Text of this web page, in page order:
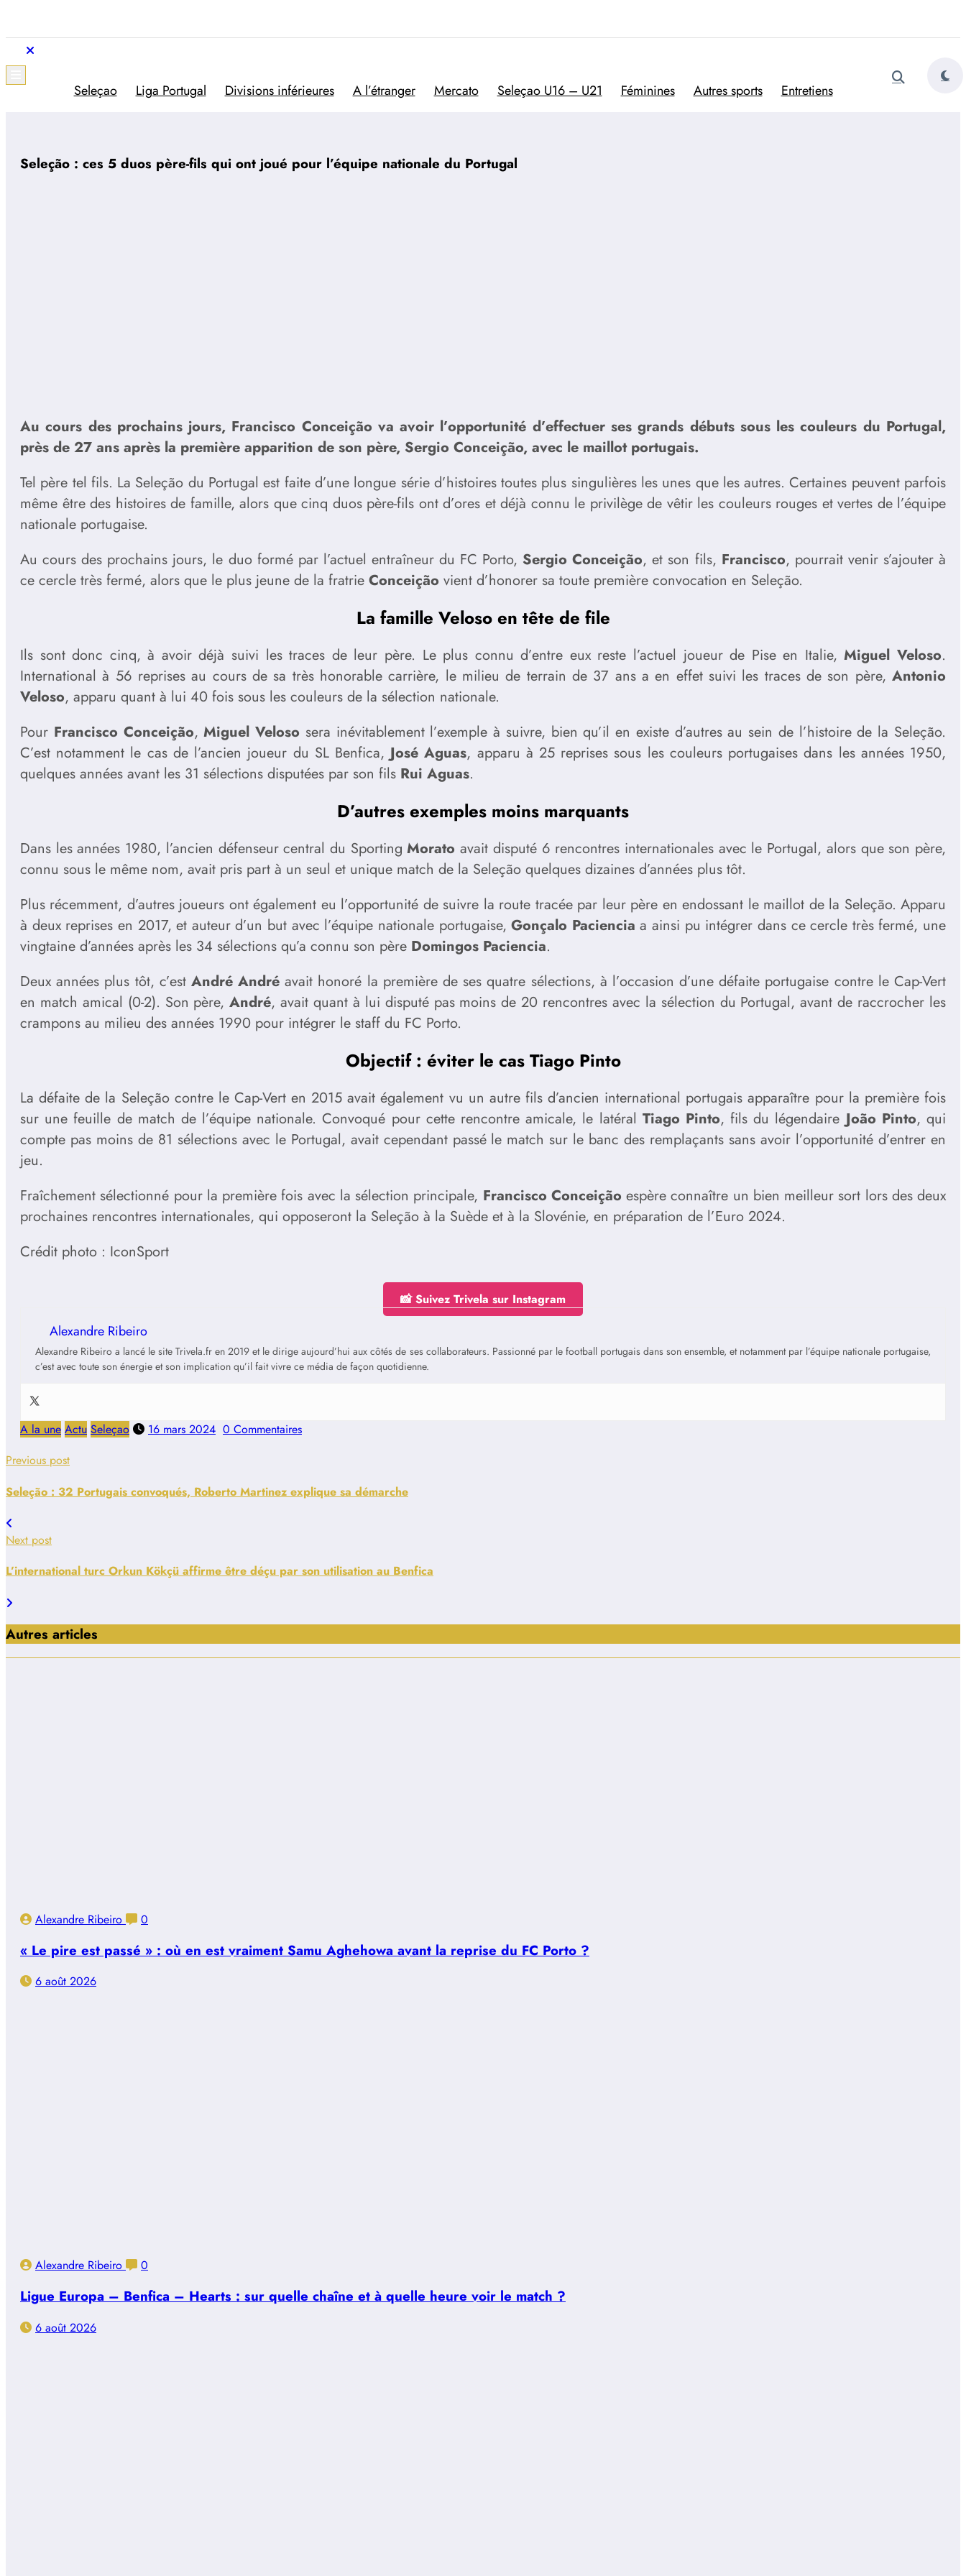
contenu
Trivela
L'actualité du football portugais
Seleçao Liga Portugal Divisions inférieures A l’étranger Mercato Seleçao U16 – U21 Féminines Autres sports Entretiens
Seleção : ces 5 duos père-fils qui ont joué pour l’équipe nationale du Portugal
Au cours des prochains jours, Francisco Conceição va avoir l’opportunité d’effectuer ses grands débuts sous les couleurs du Portugal,
près de 27 ans après la première apparition de son père, Sergio Conceição, avec le maillot portugais.
Tel père tel fils. La Seleção du Portugal est faite d’une longue série d’histoires toutes plus singulières les unes que les autres. Certaines peuvent parfois
même être des histoires de famille, alors que cinq duos père-fils ont d’ores et déjà connu le privilège de vêtir les couleurs rouges et vertes de l’équipe
nationale portugaise.
Au cours des prochains jours, le duo formé par l’actuel entraîneur du FC Porto, Sergio Conceição, et son fils, Francisco, pourrait venir s’ajouter à
ce cercle très fermé, alors que le plus jeune de la fratrie Conceição vient d’honorer sa toute première convocation en Seleção.
La famille Veloso en tête de file
Ils sont donc cinq, à avoir déjà suivi les traces de leur père. Le plus connu d’entre eux reste l’actuel joueur de Pise en Italie,Miguel Veloso.
International à 56 reprises au cours de sa très honorable carrière, le milieu de terrain de 37 ans a en effet suivi les traces de son père, Antonio
Veloso, apparu quant à lui 40 fois sous les couleurs de la sélection nationale.
Pour Francisco Conceição,Miguel Veloso sera inévitablement l’exemple à suivre, bien qu’il en existe d’autres au sein de l’histoire de la Seleção.
C’est notamment le cas de l’ancien joueur du SL Benfica,José Aguas, apparu à 25 reprises sous les couleurs portugaises dans les années 1950,
quelques années avant les 31 sélections disputées par son fils Rui Aguas.
D’autres exemples moins marquants
Dans les années 1980, l’ancien défenseur central du SportingMorato avait disputé 6 rencontres internationales avec le Portugal, alors que son père,
connu sous le même nom, avait pris part à un seul et unique match de la Seleção quelques dizaines d’années plus tôt.
Plus récemment, d’autres joueurs ont également eu l’opportunité de suivre la route tracée par leur père en endossant le maillot de la Seleção. Apparu
à deux reprises en 2017, et auteur d’un but avec l’équipe nationale portugaise,Gonçalo Paciencia a ainsi pu intégrer dans ce cercle très fermé, une
vingtaine d’années après les 34 sélections qu’a connu son père Domingos Paciencia.
Deux années plus tôt, c’est André André avait honoré la première de ses quatre sélections, à l’occasion d’une défaite portugaise contre le Cap-Vert
en match amical (0-2). Son père,André, avait quant à lui disputé pas moins de 20 rencontres avec la sélection du Portugal, avant de raccrocher les
crampons au milieu des années 1990 pour intégrer le staff du FC Porto.
Objectif : éviter le cas Tiago Pinto
La défaite de la Seleção contre le Cap-Vert en 2015 avait également vu un autre fils d’ancien international portugais apparaître pour la première fois
sur une feuille de match de l’équipe nationale. Convoqué pour cette rencontre amicale, le latéral Tiago Pinto, fils du légendaireJoão Pinto, qui
compte pas moins de 81 sélections avec le Portugal, avait cependant passé le match sur le banc des remplaçants sans avoir l’opportunité d’entrer en
jeu.
Fraîchement sélectionné pour la première fois avec la sélection principale, Francisco Conceição espère connaître un bien meilleur sort lors des deux
prochaines rencontres internationales, qui opposeront la Seleção à la Suède et à la Slovénie, en préparation de l’Euro 2024.
Crédit photo : IconSport
📸 Suivez Trivela sur Instagram
Alexandre Ribeiro
Alexandre Ribeiro a lancé le site Trivela.fr en 2019 et le dirige aujourd’hui aux côtés de ses collaborateurs. Passionné par le football portugais dans son ensemble, et notamment par l’équipe nationale portugaise,
c’est avec toute son énergie et son implication qu’il fait vivre ce média de façon quotidienne.
A la une Actu Seleçao 16 mars 2024 0 Commentaires
Previous post
Seleção : 32 Portugais convoqués, Roberto Martinez explique sa démarche
Next post
L’international turc Orkun Kökçü affirme être déçu par son utilisation au Benfica
Autres articles
Alexandre Ribeiro 0
« Le pire est passé » : où en est vraiment Samu Aghehowa avant la reprise du FC Porto ?
6 août 2026
Alexandre Ribeiro 0
Ligue Europa – Benfica – Hearts : sur quelle chaîne et à quelle heure voir le match ?
6 août 2026